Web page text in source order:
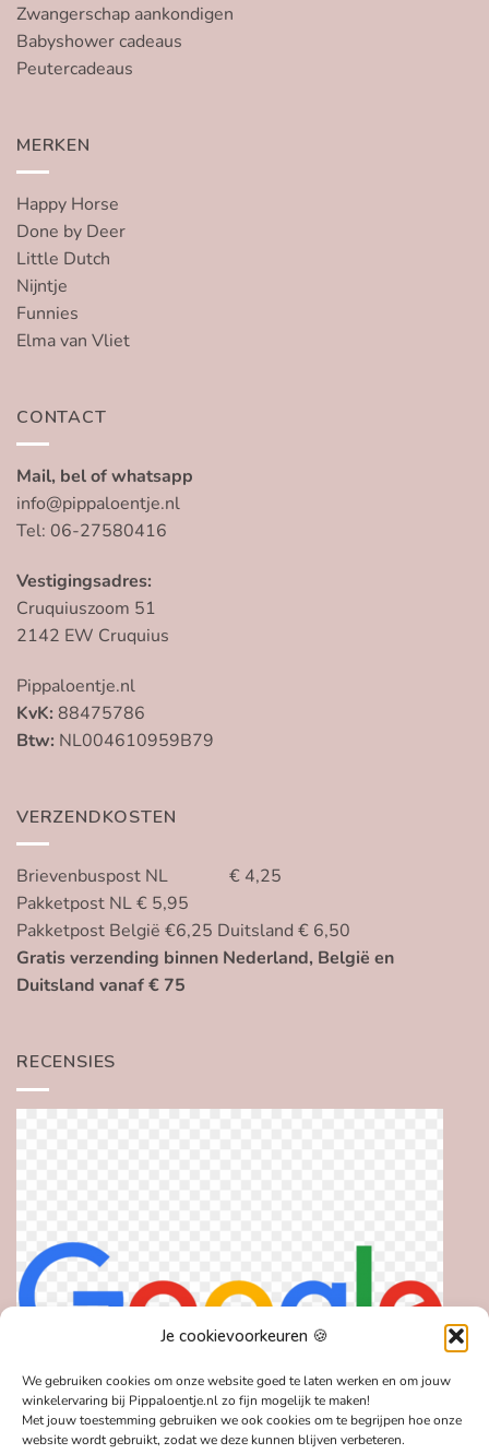
Je cookievoorkeuren 🍪
We gebruiken cookies om onze website goed te laten werken en om jouw
winkelervaring bij Pippaloentje.nl zo fijn mogelijk te maken!
Met jouw toestemming gebruiken we ook cookies om te begrijpen hoe onze
website wordt gebruikt, zodat we deze kunnen blijven verbeteren.
Zwangerschap aankondigen
Babyshower cadeaus
Peutercadeaus
MERKEN
Happy Horse
Done by Deer
Little Dutch
Nijntje
Funnies
Elma van Vliet
CONTACT
Mail, bel of whatsapp
info@pippaloentje.nl
Tel: 06-27580416
Vestigingsadres:
Cruquiuszoom 51
2142 EW Cruquius
Pippaloentje.nl
KvK: 88475786
Btw: NL004610959B79
VERZENDKOSTEN
Brievenbuspost NL € 4,25
Pakketpost NL € 5,95
Pakketpost België €6,25 Duitsland € 6,50
Gratis verzending binnen Nederland, België en
Duitsland vanaf € 75
RECENSIES